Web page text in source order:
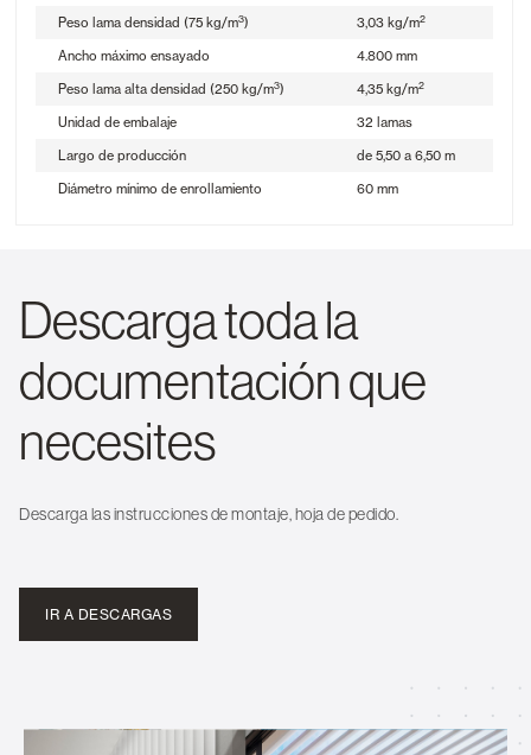
Peso lama densidad (75 kg/m3) 3,03 kg/m2
Ancho máximo ensayado
4.800 mm
Peso lama alta densidad (250 kg/m3) 4,35 kg/m2
Unidad de embalaje
32 lamas
Largo de producción
de 5,50 a 6,50 m
Diámetro mínimo de enrollamiento
60 mm
Descarga toda la
documentación que
necesites
Descarga las instrucciones de montaje, hoja de pedido.
IR A DESCARGAS